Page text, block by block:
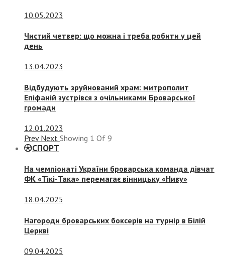
10.05.2023
Чистий четвер: що можна і треба робити у цей
день
13.04.2023
Відбудують зруйнований храм: митрополит
Епіфаній зустрівся з очільниками Броварської
громади
12.01.2023
Prev Next Showing 1 Of 9
СПОРТ
На чемпіонаті України броварська команда дівчат
ФК «Тікі-Така» перемагає вінницьку «Ниву»
18.04.2025
Нагороди броварських боксерів на турнір в Білій
Церкві
09.04.2025